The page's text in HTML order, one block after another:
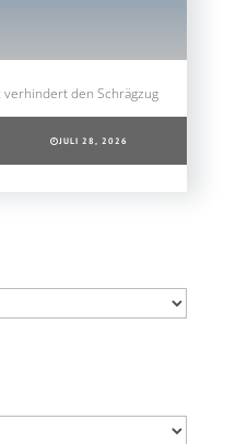
den Schrägzug
JULI 28, 2026